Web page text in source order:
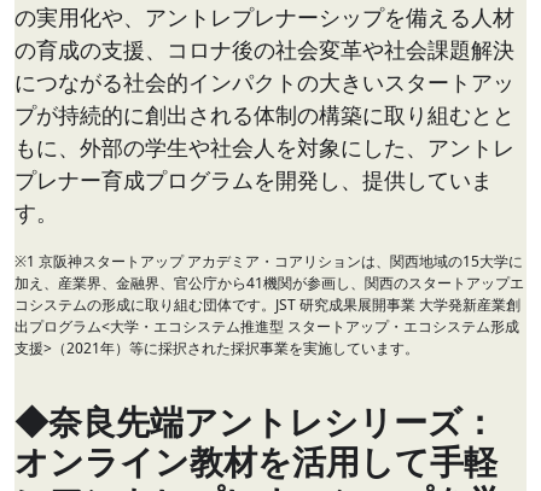
の実用化や、アントレプレナーシップを備える人材
の育成の支援、コロナ後の社会変革や社会課題解決
につながる社会的インパクトの大きいスタートアッ
プが持続的に創出される体制の構築に取り組むとと
もに、外部の学生や社会人を対象にした、アントレ
プレナー育成プログラムを開発し、提供していま
す。
※1 京阪神スタートアップ アカデミア・コアリションは、関西地域の15大学に
加え、産業界、金融界、官公庁から41機関が参画し、関西のスタートアップエ
コシステムの形成に取り組む団体です。JST 研究成果展開事業 大学発新産業創
出プログラム<大学・エコシステム推進型 スタートアップ・エコシステム形成
支援>（2021年）等に採択された採択事業を実施しています。
◆奈良先端アントレシリーズ：
オンライン教材を活用して手軽